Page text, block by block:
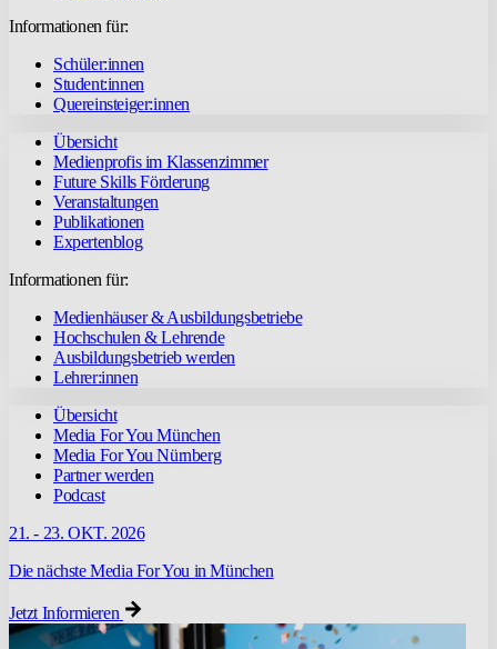
Informationen für:
Schüler:innen
Student:innen
Quereinsteiger:innen
Übersicht
Medienprofis im Klassenzimmer
Future Skills Förderung
Veranstaltungen
Publikationen
Expertenblog
Informationen für:
Medienhäuser & Ausbildungsbetriebe
Hochschulen & Lehrende
Ausbildungsbetrieb werden
Lehrer:innen
Übersicht
Media For You München
Media For You Nürnberg
Partner werden
Podcast
21. - 23. OKT. 2026
Die nächste Media For You in München
Jetzt Informieren